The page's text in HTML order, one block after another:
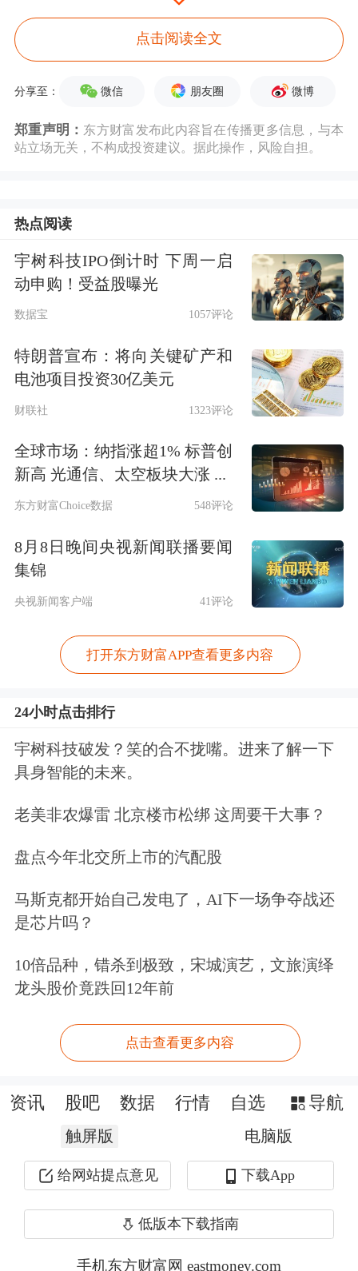
式，项目为阿荣旗农户提供了双重价格
保障，能够改善当地“长期靠天吃饭”的
现状，有效提升农民收入的风险管理效
率与水平。
权再保，为呼伦贝尔莫力达瓦旗地区
5.33万亩大豆提供收入保障，符合新型
农业主体对于农业经营风险的管理需
价计算的收入低于保障收入，即产生赔
付，极大地调动了当地农户的种粮积极
稳发展。
据期货日报记者了解，南华资本还将通
过签订基差收购合同、开展“期货市场
服务三农”专项培训等方式，继续发挥
行业优势，积极推动项目平稳运行。
永安期货吉林玉米价格险：多主体携手
财险、吉林省农业信贷担保公司、吉林
保”试点项目，覆盖吉林省9个市县，涉
及33个合作社、5821家农户，保障土地
种植面积约13万亩，提供风险保障金额
约1.5亿元。该试点项目作为大商所
2018年“农民收入保障计划”备案项目之
一，获得了吉林省农委等相关政府部门
的高度重视与支持，并获得吉林省财政
厅、省金融办金融创新奖励。
据介绍，该项目通过“价格保险+订单农
业+融资担保”的融合创新，为农户提供
多重保障。一是永安期货和吉林人保财
险为玉米种植户提供价格风险保障；二
点击阅读全文
分享至： 微信 朋友圈 微博
郑重声明： 东方财富发布此内容旨在传播更多信息，与本
站立场无关，不构成投资建议。据此操作，风险自担。
热点阅读
宇树科技IPO倒计时 下周一启
动申购！受益股曝光
数据宝 1057评论
特朗普宣布：将向关键矿产和
电池项目投资30亿美元
财联社 1323评论
全球市场：纳指涨超1% 标普创
新高 光通信、太空板块大涨 ...
东方财富Choice数据 548评论
8月8日晚间央视新闻联播要闻
集锦
央视新闻客户端 41评论
打开东方财富APP查看更多内容
24小时点击排行
宇树科技破发？笑的合不拢嘴。进来了解一下
具身智能的未来。
老美非农爆雷 北京楼市松绑 这周要干大事？
盘点今年北交所上市的汽配股
马斯克都开始自己发电了，AI下一场争夺战还
是芯片吗？
10倍品种，错杀到极致，宋城演艺，文旅演绎
龙头股价竟跌回12年前
点击查看更多内容
资讯 股吧 数据 行情 自选 导航
触屏版 电脑版
给网站提点意见 下载App
低版本下载指南
手机东方财富网 eastmoney.com